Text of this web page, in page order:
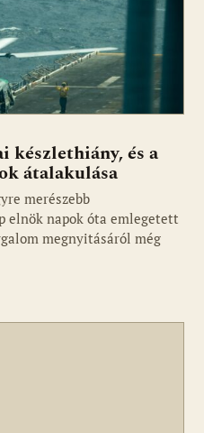
készlethiány, és a
átalakulása
merészebb
elnök napok óta emlegetett
megnyitásáról még